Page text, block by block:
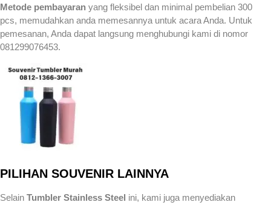
Metode pembayaran yang fleksibel dan minimal pembelian 300
pcs, memudahkan anda memesannya untuk acara Anda. Untuk
pemesanan, Anda dapat langsung menghubungi kami di nomor
081299076453.
PILIHAN SOUVENIR LAINNYA
Selain Tumbler Stainless Steel ini, kami juga menyediakan